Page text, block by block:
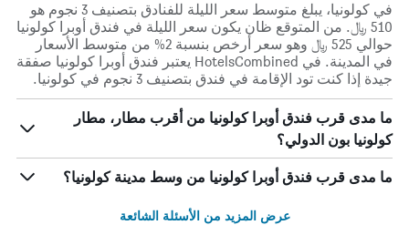
في كولونيا، يبلغ متوسط ​​سعر الليلة للفنادق بتصنيف 3 نجوم هو
510 ﷼. من المتوقع ظان يكون سعر الليلة في فندق أوبرا كولونيا
حوالي 525 ﷼ وهو سعر أرخص بنسبة 2% من متوسط الأسعار
في المدينة. في HotelsCombined يعتبر فندق أوبرا كولونيا صفقة
جيدة إذا كنت تود الإقامة في فندق بتصنيف 3 نجوم في كولونيا.
ما مدى قرب فندق أوبرا كولونيا من أقرب مطار، مطار
كولونيا بون الدولي؟
ما مدى قرب فندق أوبرا كولونيا من وسط مدينة كولونيا؟
عرض المزيد من الأسئلة الشائعة